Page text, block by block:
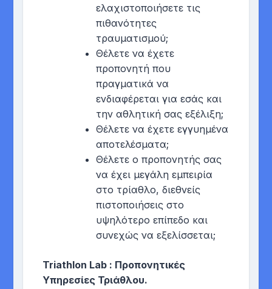
ελαχιστοποιήσετε τις
πιθανότητες
τραυματισμού;
Θέλετε να έχετε
προπονητή που
πραγματικά να
ενδιαφέρεται για εσάς και
την αθλητική σας εξέλιξη;
Θέλετε να έχετε εγγυημένα
αποτελέσματα;
Θέλετε ο προπονητής σας
να έχει μεγάλη εμπειρία
στο τρίαθλο, διεθνείς
πιστοποιήσεις στο
υψηλότερο επίπεδο και
συνεχώς να εξελίσσεται;
Triathlon Lab : Προπονητικές
Υπηρεσίες Τριάθλου.